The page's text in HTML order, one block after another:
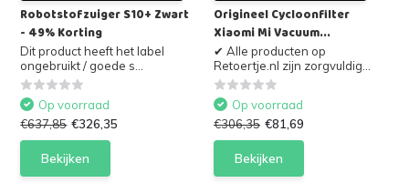
Robotstofzuiger S10+ Zwart
- 49% Korting
Dit product heeft het label
ongebruikt / goede s...
Op voorraad
€637,85 €326,35
Bekijken
Origineel Cycloonfilter
Xiaomi Mi Vacuum...
✔ Alle producten op
Retoertje.nl zijn zorgvuldig...
Op voorraad
€306,35 €81,69
Bekijken